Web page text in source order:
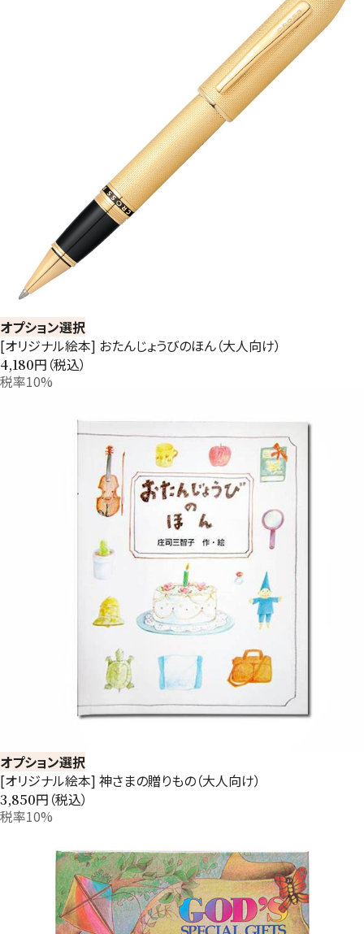
オプション選択
[オリジナル絵本] おたんじょうびのほん（大人向け）
4,180円（税込）
税率10%
オプション選択
[オリジナル絵本] 神さまの贈りもの（大人向け）
3,850円（税込）
税率10%